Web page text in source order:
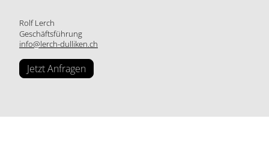
Rolf Lerch
Geschäftsführung
info@lerch-dulliken.ch
Jetzt Anfragen